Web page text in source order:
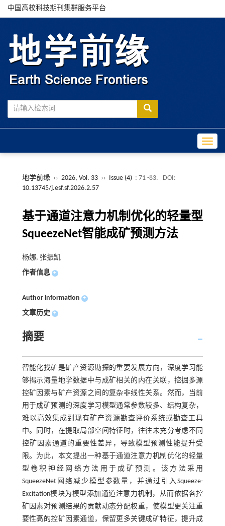
中国高校科技期刊集群服务平台
地学前缘 ›› 2026, Vol. 33 ›› Issue (4) : 71 -83.
DOI:
10.13745/j.esf.sf.2026.2.57
基于通道注意力机制优化的轻量型
SqueezeNet智能成矿预测方法
杨娜, 张振凯
作者信息 +
Author information +
文章历史 +
摘要
智能化找矿是矿产资源勘探的重要发展方向，深度学习能
够揭示海量地学数据中与成矿相关的内在关联，挖掘多源
控矿因素与矿产资源之间的复杂非线性关系。然而，当前
用于成矿预测的深度学习模型通常参数较多、结构复杂，
难以高效集成到现有矿产资源勘查评价系统或勘查工具
中。同时，在提取局部空间特征时，往往未充分考虑不同
控矿因素通道的重要性差异，导致模型预测性能提升受
限。为此，本文提出一种基于通道注意力机制优化的轻量
型卷积神经网络方法用于成矿预测。该方法采用
SqueezeNet网络减少模型参数量，并通过引入Squeeze-
Excitation模块为模型添加通道注意力机制，从而依据各控
矿因素对预测结果的贡献动态分配权重，使模型更关注重
要性高的控矿因素通道，保留更多关键成矿特征，提升成